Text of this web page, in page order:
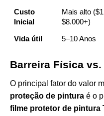
Custo
Inicial
Mais alto
$8.000+)
Vida útil
5–10 Anos
Barreira Física
O principal fator do valor
proteção de pintura é o
filme protetor de pintura